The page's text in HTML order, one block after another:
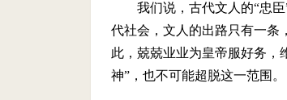
我们说，古代文人的“忠
代社会，文人的出路只有一条
此，兢兢业业为皇帝服好务，
神”，也不可能超脱这一范围。